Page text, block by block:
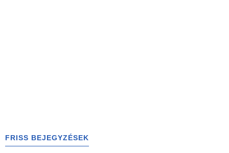
FRISS BEJEGYZÉSEK